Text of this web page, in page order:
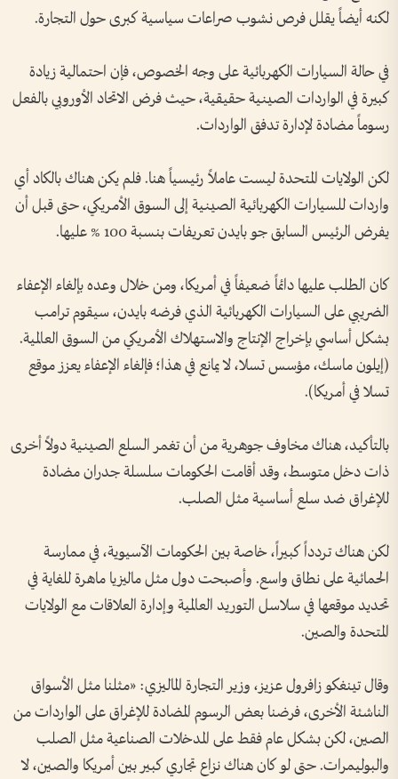
لكنه أيضاً يقلل فرص نشوب صراعات سياسية كبرى حول التجارة.
في حالة السيارات الكهربائية على وجه الخصوص، فإن احتمالية زيادة
كبيرة في الواردات الصينية حقيقية، حيث فرض الاتحاد الأوروبي بالفعل
رسوماً مضادة لإدارة تدفق الواردات.
لكن الولايات المتحدة ليست عاملاً رئيسياً هنا. فلم يكن هناك بالكاد أي
واردات للسيارات الكهربائية الصينية إلى السوق الأمريكي، حتى قبل أن
يفرض الرئيس السابق جو بايدن تعريفات بنسبة 100 % عليها.
كان الطلب عليها دائماً ضعيفاً في أمريكا، ومن خلال وعده بإلغاء الإعفاء
الضريبي على السيارات الكهربائية الذي فرضه بايدن، سيقوم ترامب
بشكل أساسي بإخراج الإنتاج والاستهلاك الأمريكي من السوق العالمية.
(إيلون ماسك، مؤسس تسلا، لا يمانع في هذا؛ فإلغاء الإعفاء يعزز موقع
تسلا في أمريكا).
بالتأكيد، هناك مخاوف جوهرية من أن تغمر السلع الصينية دولاً أخرى
ذات دخل متوسط، وقد أقامت الحكومات سلسلة جدران مضادة
للإغراق ضد سلع أساسية مثل الصلب.
لكن هناك تردداً كبيراً، خاصة بين الحكومات الآسيوية، في ممارسة
الحمائية على نطاق واسع. وأصبحت دول مثل ماليزيا ماهرة للغاية في
تحديد موقعها في سلاسل التوريد العالمية وإدارة العلاقات مع الولايات
المتحدة والصين.
وقال تينغكو زافرول عزيز، وزير التجارة الماليزي: «مثلنا مثل الأسواق
الناشئة الأخرى، فرضنا بعض الرسوم المضادة للإغراق على الواردات من
الصين، لكن بشكل عام فقط على المدخلات الصناعية مثل الصلب
والبوليمرات. حتى لو كان هناك نزاع تجاري كبير بين أمريكا والصين، لا